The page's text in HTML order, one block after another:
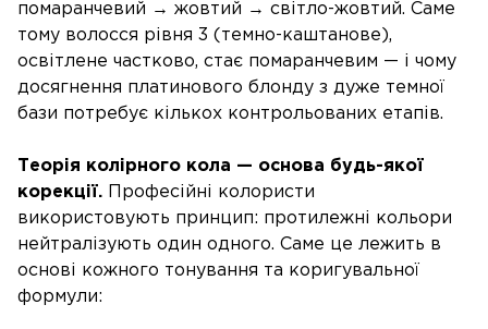
помаранчевий → жовтий → світло-жовтий. Саме
тому волосся рівня 3 (темно-каштанове),
освітлене частково, стає помаранчевим — і чому
досягнення платинового блонду з дуже темної
бази потребує кількох контрольованих етапів.
Теорія колірного кола — основа будь-якої
корекції. Професійні колористи
використовують принцип: протилежні кольори
нейтралізують один одного. Саме це лежить в
основі кожного тонування та коригувальної
формули: